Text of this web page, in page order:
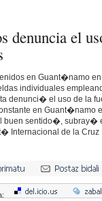
denuncia el
en Guant�namo
individuales
denunci� el uso de la
en Guant�namo
buen sentido�, subray�
Internacional de la Cruz